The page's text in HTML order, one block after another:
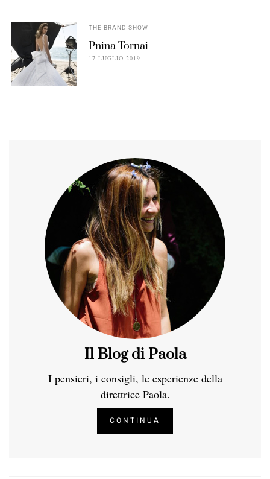
THE BRAND SHOW
Pnina Tornai
17 LUGLIO 2019
Il Blog di Paola
I pensieri, i consigli, le esperienze della
direttrice Paola.
CONTINUA